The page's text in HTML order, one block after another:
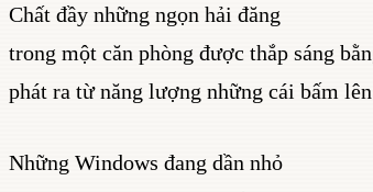
Chất đầy những ngọn hải đăng
trong một căn phòng được thắp sáng
phát ra từ năng lượng những cái bấm
Những Windows đang dần nhỏ